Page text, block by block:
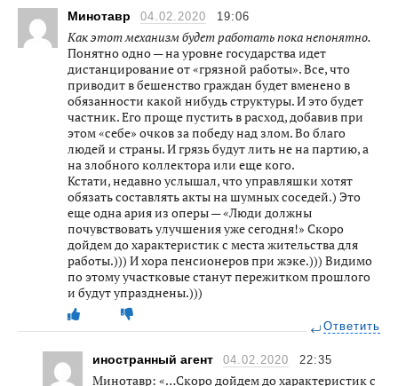
Минотавр 04.02.2020 19:06
Как этот механизм будет работать пока непонятно.
Понятно одно — на уровне государства идет
дистанцирование от «грязной работы». Все, что
приводит в бешенство граждан будет вменено в
обязанности какой нибудь структуры. И это будет
частник. Его проще пустить в расход, добавив при
этом «себе» очков за победу над злом. Во благо
людей и страны. И грязь будут лить не на партию, а
на злобного коллектора или еще кого.
Кстати, недавно услышал, что управляшки хотят
обязать составлять акты на шумных соседей.) Это
еще одна ария из оперы — «Люди должны
почувствовать улучшения уже сегодня!» Скоро
дойдем до характеристик с места жительства для
работы.))) И хора пенсионеров при жэке.))) Видимо
по этому участковые станут пережитком прошлого
и будут упразднены.)))
Ответить
иностранный агент 04.02.2020 22:35
Минотавр: «…Скоро дойдем до характеристик с